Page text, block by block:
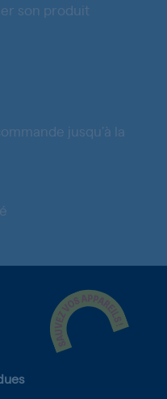
son produit
jusqu'à la